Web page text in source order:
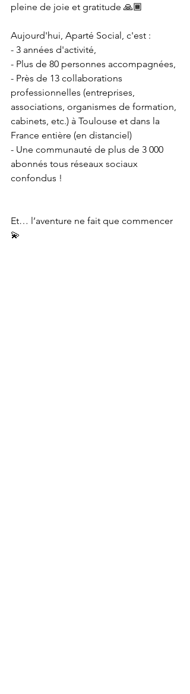
pleine de joie et gratitude 🙏🏾
Aujourd'hui, Aparté Social, c'est :
- 3 années d'activité,
- Plus de 80 personnes accompagnées,
- Près de 13 collaborations
professionnelles (entreprises,
associations, organismes de formation,
cabinets, etc.) à Toulouse et dans la
France entière (en distanciel)
- Une communauté de plus de 3 000
abonnés tous réseaux sociaux
confondus !
Et… l’aventure ne fait que commencer
💫